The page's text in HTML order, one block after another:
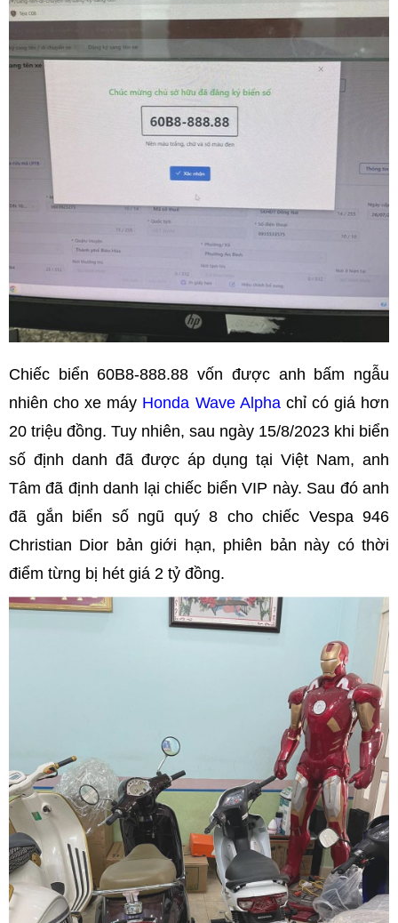
Chiếc biển 60B8-888.88 vốn được anh bấm ngẫu
nhiên cho xe máy Honda Wave Alphachỉ có giá hơn
20 triệu đồng. Tuy nhiên, sau ngày 15/8/2023 khi biển
số định danh đã được áp dụng tại Việt Nam, anh
Tâm đã định danh lại chiếc biển VIP này. Sau đó anh
đã gắn biển số ngũ quý 8 cho chiếc Vespa 946
Christian Dior bản giới hạn, phiên bản này có thời
điểm từng bị hét giá 2 tỷ đồng.